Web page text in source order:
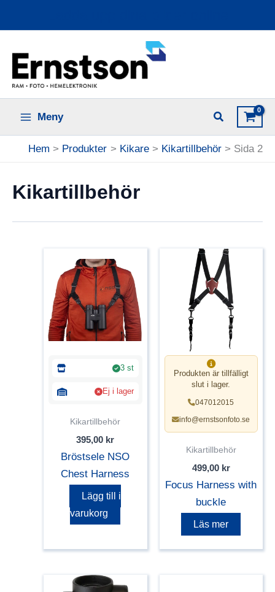
Meny
Hem Produkter Kikare Kikartillbehör Sida 2
Kikartillbehör
3 st
Ej i lager
Kikartillbehör
395,00 kr
Bröstsele NSO
Chest Harness
Lägg till i
varukorg
Produkten är tillfälligt
slut i lager.
047012015
info@ernstsonfoto.se
Kikartillbehör
499,00 kr
Focus Harness with
buckle
Läs mer